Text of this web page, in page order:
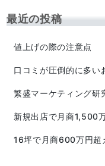
最近の投稿
値上げの際の注意点
口コミが圧倒的に多い
繁盛マーケティング研
新規出店で月商1,500
16坪で月商600万円超